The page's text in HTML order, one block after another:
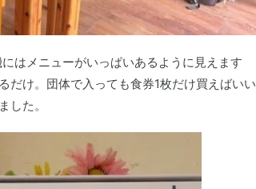
はメニューがいっぱいあるように見えます
だけ。団体で入っても食券1枚だけ買えばいい
した。